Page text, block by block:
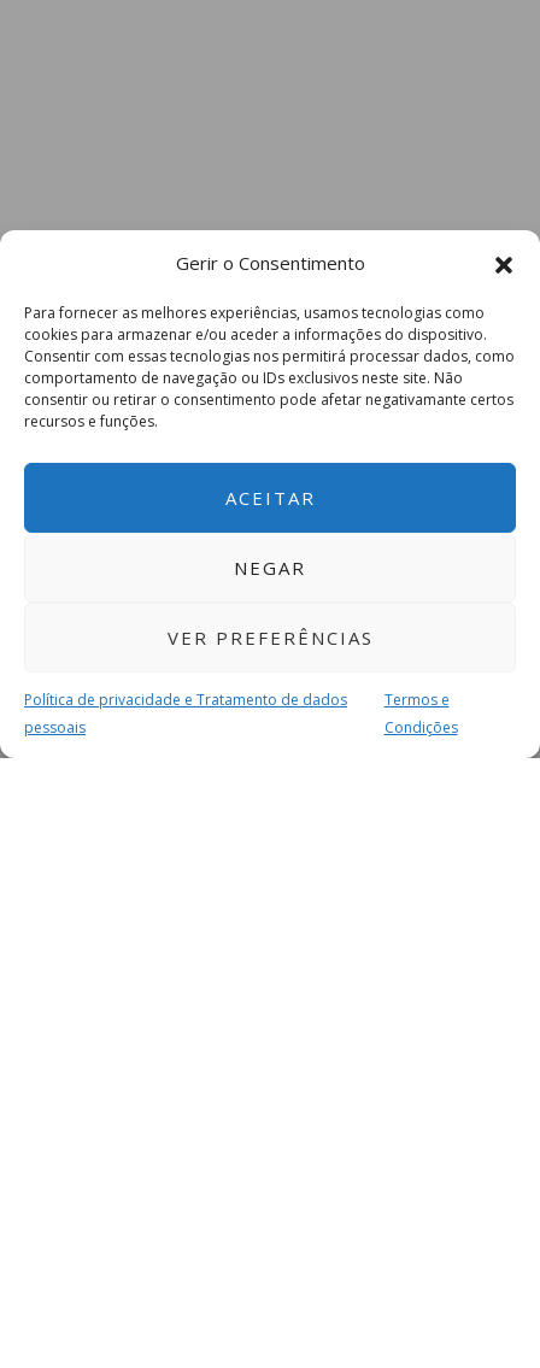
Gerir o Consentimento
Para fornecer as melhores experiências, usamos tecnologias como
cookies para armazenar e/ou aceder a informações do dispositivo.
Consentir com essas tecnologias nos permitirá processar dados, como
comportamento de navegação ou IDs exclusivos neste site. Não
consentir ou retirar o consentimento pode afetar negativamante certos
recursos e funções.
ACEITAR
NEGAR
VER PREFERÊNCIAS
Política de privacidade e Tratamento de dados
pessoais
Termos e
Condições